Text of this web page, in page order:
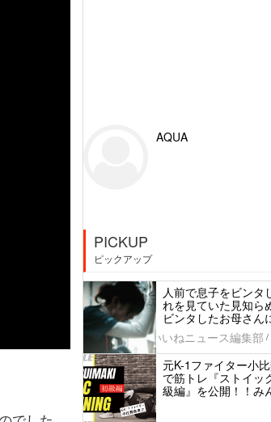
AQUA
PICKUP
ピックアップ
人前で息子をビンタ
れを見ていた見知ら
ビンタしたお母さん
いいねニュース編集部 /
元K-1ファイター小
で筋トレ『ストイッ
級編』を公開！！み